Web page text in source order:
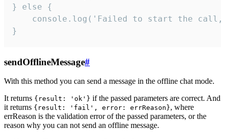
} else {
console.log('Failed to start the
}
sendOfflineMessage#
With this method you can send a message in the offline chat mode.
It returns {result: 'ok'} if the passed parameters are correct. And
it returns {result: 'fail', error: errReason}, where
errReason is the validation error of the passed parameters, or the
reason why you can not send an offline message.